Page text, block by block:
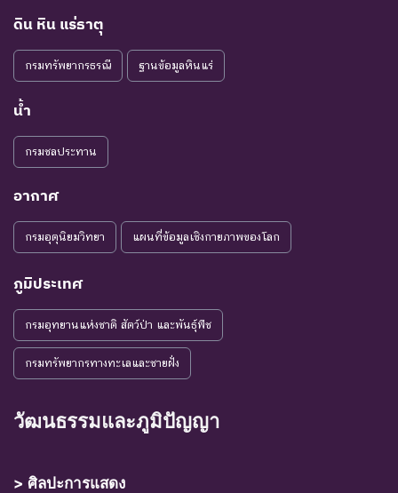
ดิน หิน แร่ธาตุ
กรมทรัพยากรธรณี ฐานข้อมูลหินแร่
น้ำ
กรมชลประทาน
อากาศ
กรมอุตุนิยมวิทยา แผนที่ข้อมูลเชิงกายภาพของโลก
ภูมิประเทศ
กรมอุทยานแห่งชาติ สัตว์ป่า และพันธุ์พืช
กรมทรัพยากรทางทะเลและชายฝั่ง
วัฒนธรรมและภูมิปัญญา
> ศิลปะการแสดง